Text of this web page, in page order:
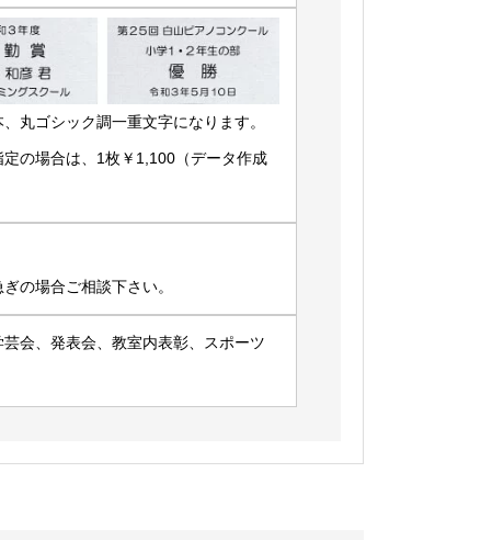
丸ゴシック調一重文字になります。
の場合は、1枚￥1,100（データ作成
の場合ご相談下さい。
会、発表会、教室内表彰、スポーツ